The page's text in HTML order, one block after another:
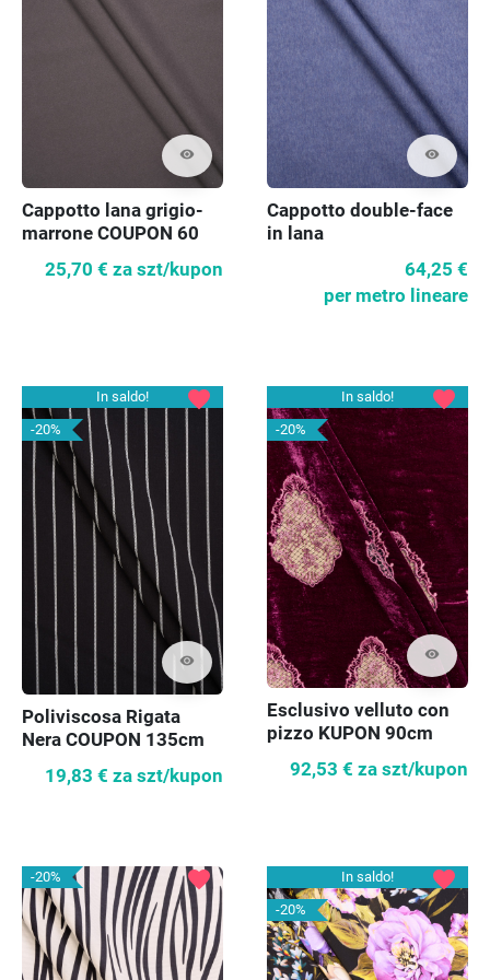
visibility
Cappotto lana grigio-
marrone COUPON 60
25,70 € za szt/kupon
visibility
Cappotto double-face
in lana
64,25 €
per metro lineare
In saldo!
-20%
visibility
favorite
Poliviscosa Rigata
Nera COUPON 135cm
19,83 € za szt/kupon
In saldo!
-20%
visibility
favorite
Esclusivo velluto con
pizzo KUPON 90cm
92,53 € za szt/kupon
-20% favorite
In saldo!
-20%
favorite